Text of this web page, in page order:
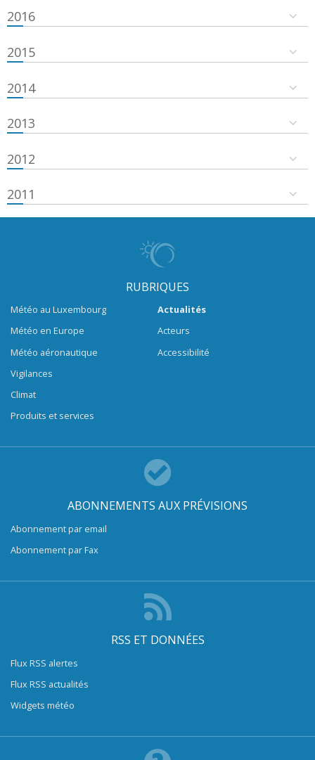
2016
2015
2014
2013
2012
2011
RUBRIQUES
Météo au Luxembourg
Météo en Europe
Météo aéronautique
Vigilances
Climat
Produits et services
Actualités
Acteurs
Accessibilité
ABONNEMENTS AUX PRÉVISIONS
Abonnement par email
Abonnement par Fax
RSS ET DONNÉES
Flux RSS alertes
Flux RSS actualités
Widgets météo